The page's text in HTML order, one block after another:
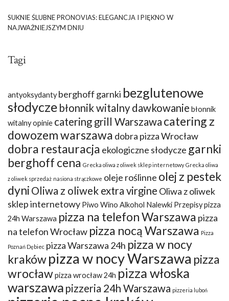
SUKNIE ŚLUBNE PRONOVIAS: ELEGANCJA I PIĘKNO W
NAJWAŻNIEJSZYM DNIU
Tagi
antyoksydanty berghoff garnki bezglutenowe
słodycze błonnik witalny dawkowanie błonnik
witalny opinie catering grill Warszawa catering z
dowozem warszawa dobra pizza Wrocław
dobra restauracja ekologiczne słodycze garnki
berghoff cena Grecka oliwa z oliwek sklep internetowy Grecka oliwa
z oliwek sprzedaż nasiona strączkowe oleje roślinne olej z pestek
dyni Oliwa z oliwek extra virgine Oliwa z oliwek
sklep internetowy Piwo Wino Alkohol Nalewki Przepisypizza
24h Warszawa pizza na telefon Warszawa pizza
na telefon Wrocław pizza nocą Warszawa Pizza
Poznań Dębiec pizza Warszawa 24h pizza w nocy
krakówpizza w nocy Warszawa pizza
wrocławpizza wrocław 24h pizza włoska
warszawa pizzeria 24h Warszawa pizzeria luboń